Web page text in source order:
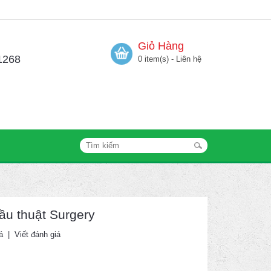
Giỏ Hàng
0 item(s) - Liên hệ
thuật Surgery
| Viết đánh giá